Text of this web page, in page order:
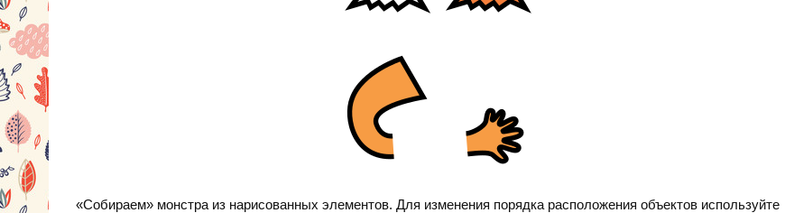
«Собираем» монстра из нарисованных элементов. Для изменения порядка расположения объектов используйте